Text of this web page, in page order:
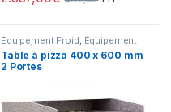
Équipement Froid Équipement
Froid Équipement Froid
Snack ,Snack/Pizza/Sucrée ,
Sucrée
Table à pizza 400 x 600 mm
2 Portes